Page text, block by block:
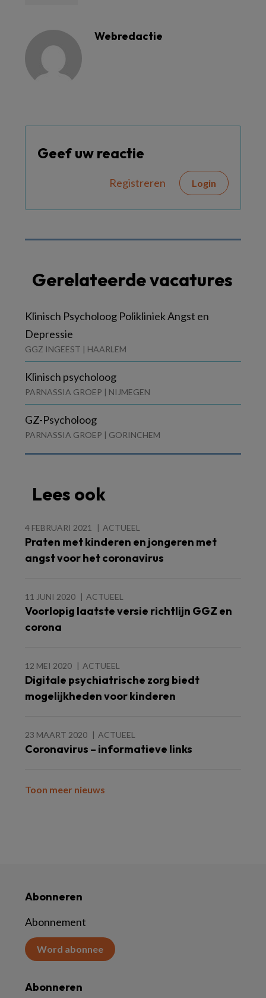
Webredactie
Geef uw reactie
Registreren Login
Gerelateerde vacatures
Klinisch Psycholoog Polikliniek Angst en
Depressie
GGZ INGEEST | HAARLEM
Klinisch psycholoog
PARNASSIA GROEP | NIJMEGEN
GZ-Psycholoog
PARNASSIA GROEP | GORINCHEM
Lees ook
4 FEBRUARI 2021 ACTUEEL
Praten met kinderen en jongeren met
angst voor het coronavirus
11 JUNI 2020 ACTUEEL
Voorlopig laatste versie richtlijn GGZ en
corona
12 MEI 2020 ACTUEEL
Digitale psychiatrische zorg biedt
mogelijkheden voor kinderen
23 MAART 2020 ACTUEEL
Coronavirus – informatieve links
Toon meer nieuws
Abonneren
Abonnement
Word abonnee
Abonneren